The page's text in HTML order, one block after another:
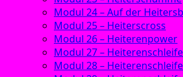
Modul 24 – Auf der
Modul 25 – Heiterscross
Modul 26 – Heiterenpower
Modul 27 –
Modul 28 –